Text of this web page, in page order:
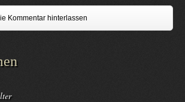
Kommentar hinterlassen